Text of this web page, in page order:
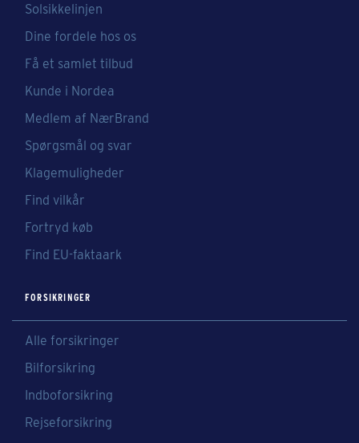
Solsikkelinjen
Dine fordele hos os
Få et samlet tilbud
Kunde i Nordea
Medlem af NærBrand
Spørgsmål og svar
Klagemuligheder
Find vilkår
Fortryd køb
Find EU-faktaark
FORSIKRINGER
Alle forsikringer
Bilforsikring
Indboforsikring
Rejseforsikring